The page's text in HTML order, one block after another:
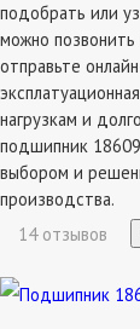
подобрать или
можно
отправьте
нагрузкам и
подшипник
выбором и
производства.
14 отзывов